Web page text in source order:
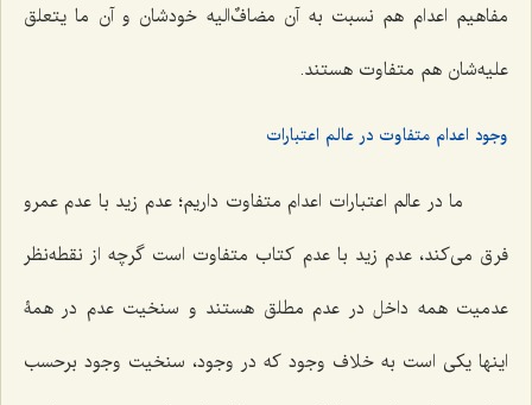
مفاهیم اعدام هم نسبت به آن مضافٌ‌الیه خودشان و آن ما یتعلق
علیه‌شان هم متفاوت هستند.
وجود اعدام متفاوت در عالم اعتبارات
ما در عالم اعتبارات اعدام متفاوت داریم؛ عدم زید با عدم عمرو
فرق می‌کند، عدم زید با عدم کتاب متفاوت است گرچه از نقطه‌نظر
عدمیت همه داخل در عدم مطلق هستند و سنخیت عدم در همۀ
اینها یکی است به خلاف وجود که در وجود، سنخیت وجود برحسب